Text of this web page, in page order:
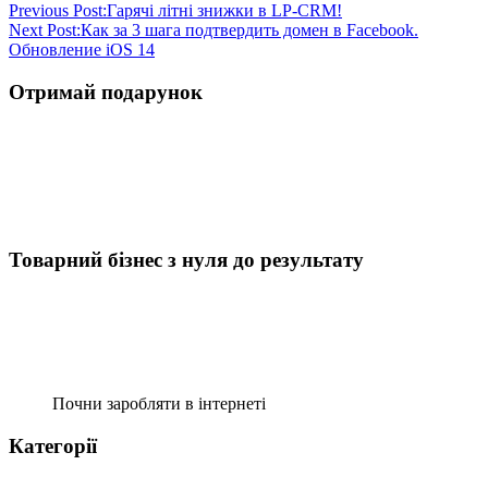
Previous Post:Гарячі літні знижки в LP-CRM!
Next Post:Как за 3 шага подтвердить домен в Facebook.
Обновление iOS 14
Отримай подарунок
Товарний бізнес з нуля до результату
Почни заробляти в інтернеті
Категорії